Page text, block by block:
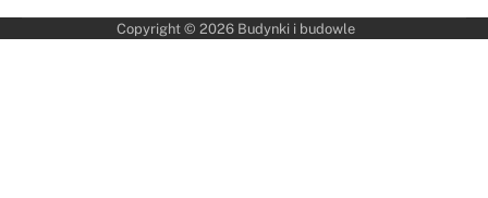
Copyright © 2026 Budynki i budowle